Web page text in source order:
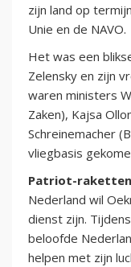
zijn land op
Unie en de NAVO.
Het was een
Zelensky en zijn
waren ministers
Zaken), Kajsa
Schreinemacher
vliegbasis
Patriot-raketten
Nederland wil
dienst zijn.
beloofde
helpen met zijn